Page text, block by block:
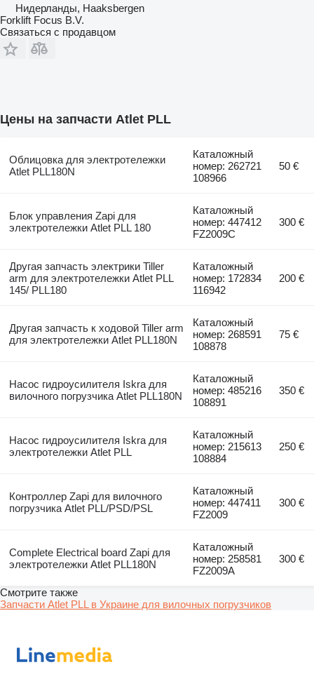
Нидерланды, Haaksbergen
Forklift Focus B.V.
Связаться с продавцом
Цены на запчасти Atlet PLL
Облицовка для электротележки
Atlet PLL180N
Каталожный
номер: 262721
108966
50 €
Блок управления Zapi для
электротележки Atlet PLL 180
Каталожный
номер: 447412
FZ2009C
300 €
Другая запчасть электрики Tiller
arm для электротележки Atlet PLL
145/ PLL180
Каталожный
номер: 172834
116942
200 €
Другая запчасть к ходовой Tiller arm
для электротележки Atlet PLL180N
Каталожный
номер: 268591
108878
75 €
Насос гидроусилителя Iskra для
вилочного погрузчика Atlet PLL180N
Каталожный
номер: 485216
108891
350 €
Насос гидроусилителя Iskra для
электротележки Atlet PLL
Каталожный
номер: 215613
108884
250 €
Контроллер Zapi для вилочного
погрузчика Atlet PLL/PSD/PSL
Каталожный
номер: 447411
FZ2009
300 €
Complete Electrical board Zapi для
электротележки Atlet PLL180N
Каталожный
номер: 258581
FZ2009A
300 €
Смотрите также
Запчасти Atlet PLL в Украине для вилочных погрузчиков